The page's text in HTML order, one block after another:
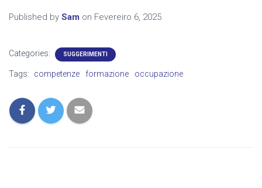
Published by Sam on Fevereiro 6, 2025
Categories: SUGGERIMENTI
Tags: competenze formazione occupazione